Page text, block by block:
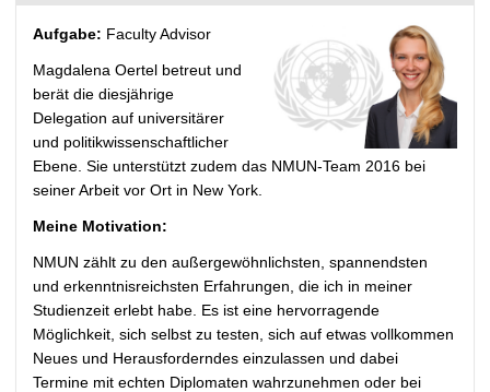
Aufgabe: Faculty Advisor
Magdalena Oertel betreut und
berät die diesjährige
Delegation auf universitärer
und politikwissenschaftlicher
Ebene. Sie unterstützt zudem das NMUN-Team 2016 bei
seiner Arbeit vor Ort in New York.
Meine Motivation:
NMUN zählt zu den außergewöhnlichsten, spannendsten
und erkenntnisreichsten Erfahrungen, die ich in meiner
Studienzeit erlebt habe. Es ist eine hervorragende
Möglichkeit, sich selbst zu testen, sich auf etwas vollkommen
Neues und Herausforderndes einzulassen und dabei
Termine mit echten Diplomaten wahrzunehmen oder bei